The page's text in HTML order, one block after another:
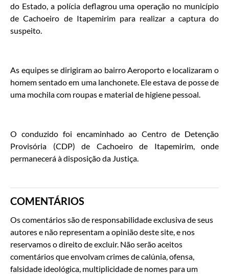
do Estado, a polícia deflagrou uma operação no município
de Cachoeiro de Itapemirim para realizar a captura do
suspeito.
As equipes se dirigiram ao bairro Aeroporto e localizaram o
homem sentado em uma lanchonete. Ele estava de posse de
uma mochila com roupas e material de higiene pessoal.
O conduzido foi encaminhado ao Centro de Detenção
Provisória (CDP) de Cachoeiro de Itapemirim, onde
permanecerá à disposição da Justiça.
COMENTÁRIOS
Os comentários são de responsabilidade exclusiva de seus
autores e não representam a opinião deste site, e nos
reservamos o direito de excluir. Não serão aceitos
comentários que envolvam crimes de calúnia, ofensa,
falsidade ideológica, multiplicidade de nomes para um